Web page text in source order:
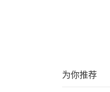
为你推荐